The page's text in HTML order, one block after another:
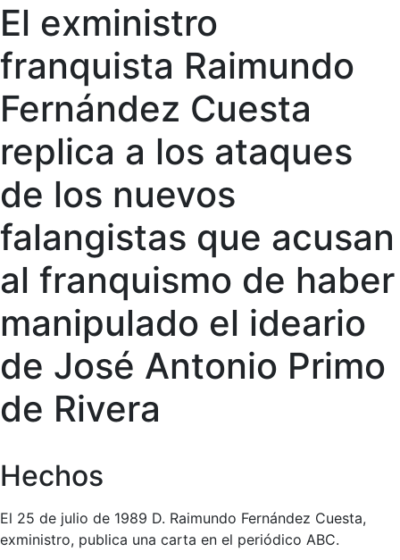
El exministro
franquista Raimundo
Fernández Cuesta
replica a los ataques
de los nuevos
falangistas que acusan
al franquismo de haber
manipulado el ideario
de José Antonio Primo
de Rivera
Hechos
El 25 de julio de 1989 D. Raimundo Fernández Cuesta,
exministro, publica una carta en el periódico ABC.